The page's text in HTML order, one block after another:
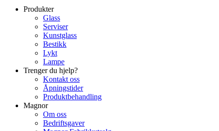
Produkter
Glass
Serviser
Kunstglass
Bestikk
Lykt
Lampe
Trenger du hjelp?
Kontakt oss
Åpningstider
Produktbehandling
Magnor
Om oss
Bedriftsgaver